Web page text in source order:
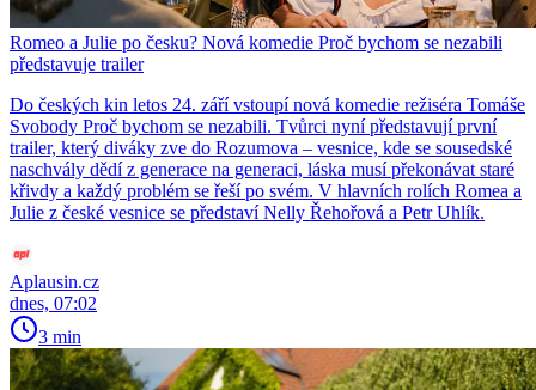
Romeo a Julie po česku? Nová komedie Proč bychom se nezabili
představuje trailer
Do českých kin letos 24. září vstoupí nová komedie režiséra Tomáše
Svobody Proč bychom se nezabili. Tvůrci nyní představují první
trailer, který diváky zve do Rozumova – vesnice, kde se sousedské
naschvály dědí z generace na generaci, láska musí překonávat staré
křivdy a každý problém se řeší po svém. V hlavních rolích Romea a
Julie z české vesnice se představí Nelly Řehořová a Petr Uhlík.
Aplausin.cz
dnes, 07:02
3 min